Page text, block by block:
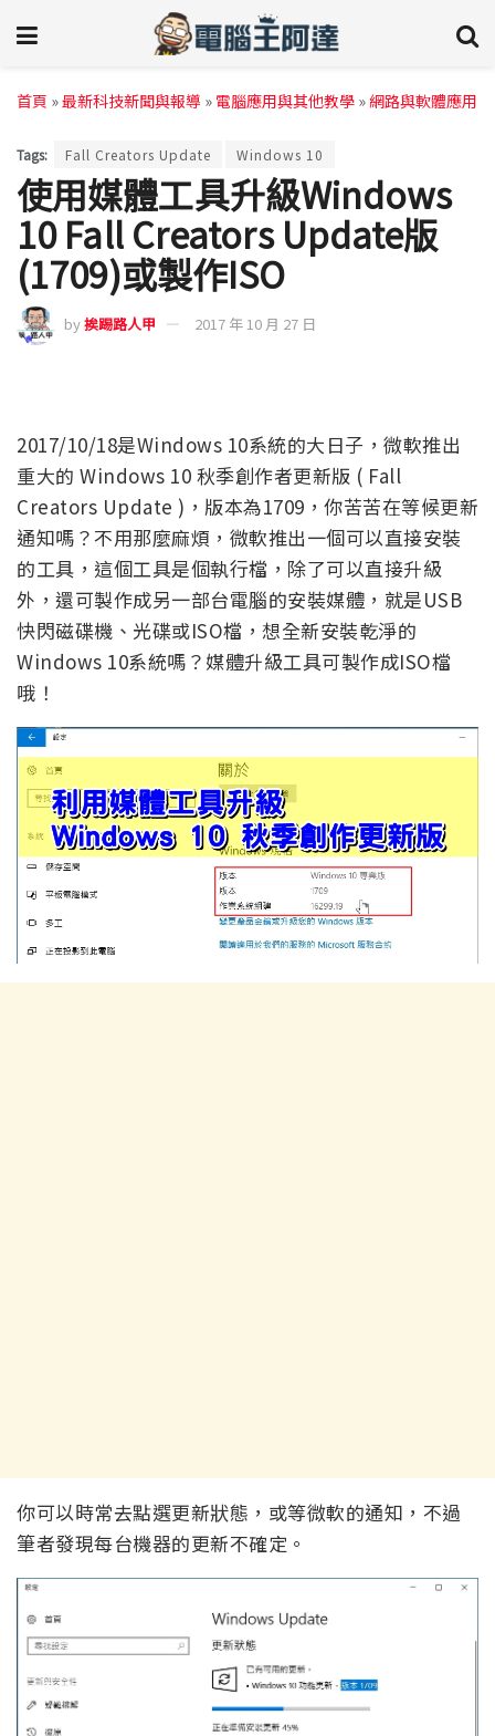
首頁 »最新科技新聞與報導 » 電腦應用與其他教學 »網路與軟體應用
Tags: Fall Creators Update Windows 10
使用媒體工具升級Windows
10 Fall Creators Update版
(1709)或製作ISO
by挨踢路人甲 2017 年 10 月 27 日
2017/10/18是Windows 10系統的大日子，微軟推出
重大的 Windows 10 秋季創作者更新版 ( Fall
Creators Update )，版本為1709，你苦苦在等候更新
通知嗎？不用那麼麻煩，微軟推出一個可以直接安裝
的工具，這個工具是個執行檔，除了可以直接升級
外，還可製作成另一部台電腦的安裝媒體，就是USB
快閃磁碟機、光碟或ISO檔，想全新安裝乾淨的
Windows 10系統嗎？媒體升級工具可製作成ISO檔
哦！
你可以時常去點選更新狀態，或等微軟的通知，不過
筆者發現每台機器的更新不確定。